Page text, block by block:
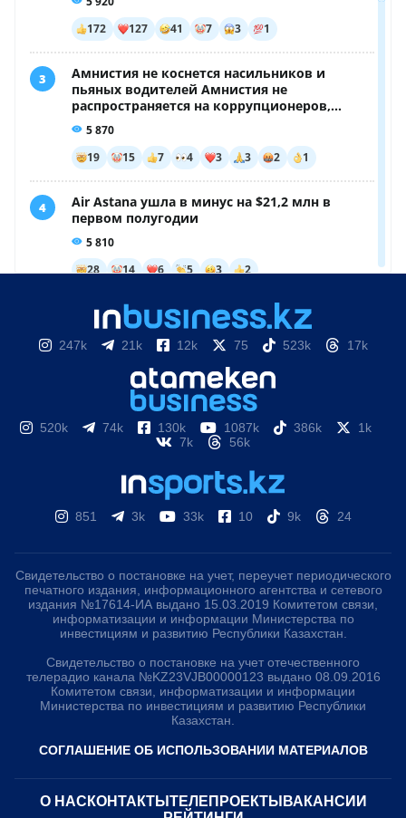
247k 21k 12k 75 523k 17k
520k 74k 130k 1087k 386k
1k
7k
56k
851 3k 33k 10 9k 24
Свидетельство о постановке на учет, переучет периодического
печатного издания, информационного агентства и сетевого
издания №17614-ИА выдано 15.03.2019 Комитетом связи,
информатизации и информации Министерства по
инвестициям и развитию Республики Казахстан.
Свидетельство о постановке на учет отечественного
телерадио канала №KZ23VJB00000123 выдано 08.09.2016
Комитетом связи, информатизации и информации
Министерства по инвестициям и развитию Республики
Казахстан.
СОГЛАШЕНИЕ ОБ ИСПОЛЬЗОВАНИИ МАТЕРИАЛОВ
О НАС КОНТАКТЫ ТЕЛЕПРОЕКТЫ ВАКАНСИИ